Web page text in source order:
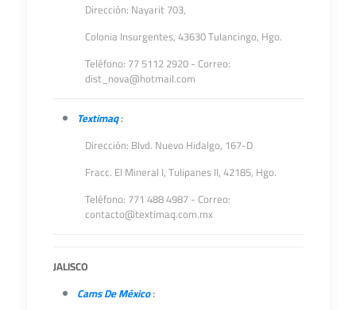
Dirección: Nayarit 703,
Colonia Insurgentes, 43630 Tulancingo, Hgo.
Teléfono: 77 5112 2920 - Correo:
dist_nova@hotmail.com
Textimaq:
Dirección: Blvd. Nuevo Hidalgo, 167-D
Fracc. El Mineral I, Tulipanes II, 42185, Hgo.
Teléfono: 771 488 4987 - Correo:
contacto@textimaq.com.mx
JALISCO
Cams De México: